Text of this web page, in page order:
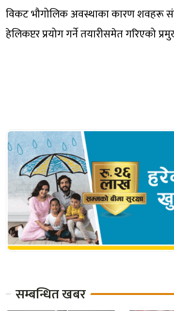
विकट भौगोलिक अवस्थाका कारण शवहरू
हेलिकप्टर प्रयोग गर्ने तयारीसमेत गरिएको
सम्बन्धित खबर